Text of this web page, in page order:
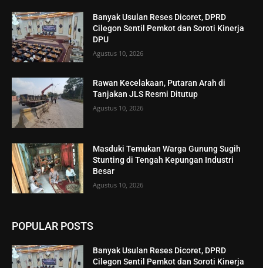
Banyak Usulan Reses Dicoret, DPRD
Cilegon Sentil Pemkot dan Soroti Kinerja
DPU
Agustus 10, 2026
Rawan Kecelakaan, Putaran Arah di
Tanjakan JLS Resmi Ditutup
Agustus 10, 2026
Masduki Temukan Warga Gunung Sugih
Stunting di Tengah Kepungan Industri
Besar
Agustus 10, 2026
POPULAR POSTS
Banyak Usulan Reses Dicoret, DPRD
Cilegon Sentil Pemkot dan Soroti Kinerja